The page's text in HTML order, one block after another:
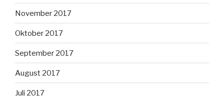
November 2017
Oktober 2017
September 2017
August 2017
Juli 2017